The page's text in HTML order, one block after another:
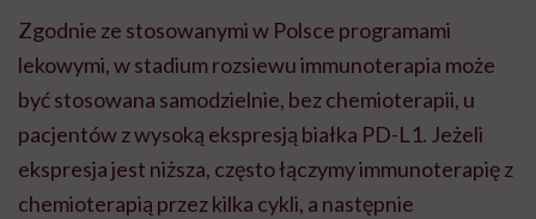
Zgodnie ze stosowanymi w Polsce programami
lekowymi, w stadium rozsiewu immunoterapia może
być stosowana samodzielnie, bez chemioterapii, u
pacjentów z wysoką ekspresją białka PD-L1. Jeżeli
ekspresja jest niższa, często łączymy immunoterapię z
chemioterapią przez kilka cykli, a następnie